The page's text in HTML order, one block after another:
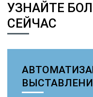
УЗНАЙТЕ
СЕЙЧАС